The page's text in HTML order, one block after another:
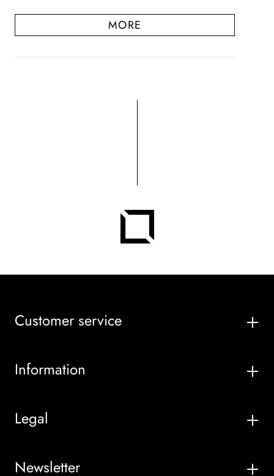
MORE
Customer service
Information
Legal
Newsletter